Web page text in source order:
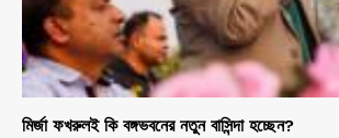
মির্জা ফখরুলই কি বঙ্গভবনের নতুন বাসিন্দা হচ্ছেন?